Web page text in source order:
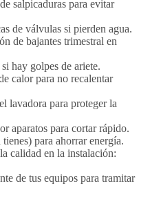
salpicaduras para evitar
de válvulas si pierden agua.
de bajantes trimestral en
hay golpes de ariete.
calor para no recalentar
lavadora para proteger la
aparatos para cortar rápido.
para ahorrar energía.
calidad en la instalación:
de tus equipos para tramitar